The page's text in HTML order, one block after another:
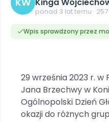
Scenariusze i
Pomoce
Plany tygodniowe
Praca wychowawcza
Zestawy do pobrania
Miesięczniki
Ebooki
Wszystko dla
Zamówienia hurtowe
NA SKRÓTY
Konferencje
Spotkania na dużą
Akademia Muzyki
Szkolenia muzyczne
INNE
Ebooki
Nasze interaktywne
Pakiet bliżej MAX
Poznajemy regiony
Sensosmyki
Patronat BLIŻEJ
Nauka liter i głosek
Sprintem do
Ruch i motywacja
SOCIAL MEDIA
Facebook
Aktualności
TikTok
Zobacz nas na TikToku
YouTube
ponad 3 lat temu ·
Wpis sprawdzony przez
29 września 2023 r. w
Jana Brzechwy w
Ogólnopolski Dzień
okazji do różnych